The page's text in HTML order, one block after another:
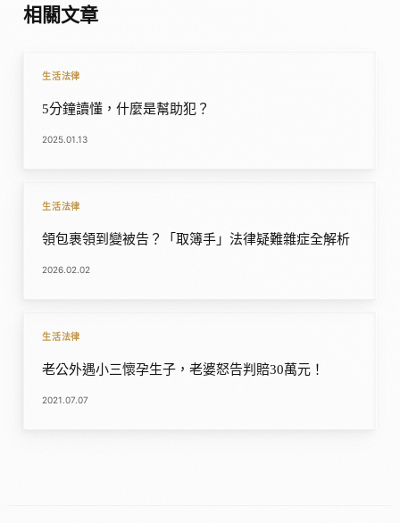
相關文章
生活法律
5分鐘讀懂，什麼是幫助犯？
2025.01.13
生活法律
領包裹領到變被告？「取簿手」法律疑難雜症全解析
2026.02.02
生活法律
老公外遇小三懷孕生子，老婆怒告判賠30萬元！
2021.07.07